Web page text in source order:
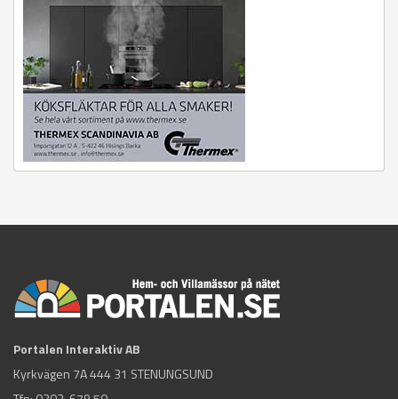
Portalen Interaktiv AB
Kyrkvägen 7A 444 31 STENUNGSUND